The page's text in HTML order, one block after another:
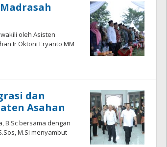
oleh Asisten
Ir Oktoni Eryanto MM
dan
Asahan
B.Sc bersama dengan
M.Si menyambut